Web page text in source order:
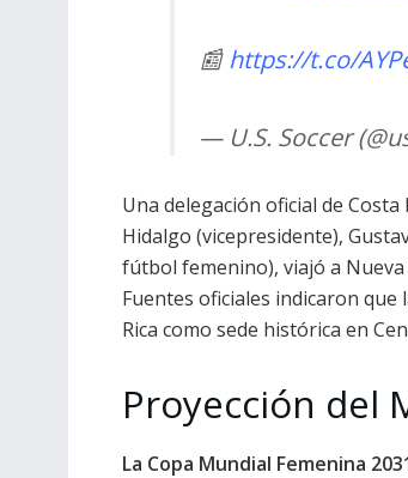
📰https://t.co/
— U.S. Soccer
Una delegación oficial de
Hidalgo (vicepresidente),
fútbol femenino), viajó a
Fuentes oficiales indicaron
Rica como sede histórica en
Proyección del
La Copa Mundial Femenina